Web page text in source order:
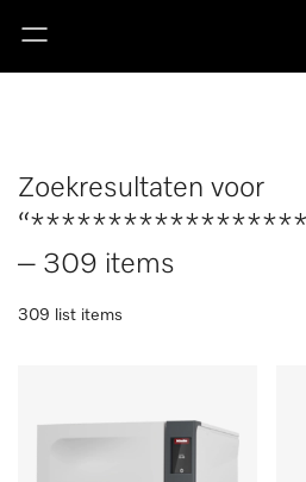
Zoekresultaten voor
– 309 items
309 list items